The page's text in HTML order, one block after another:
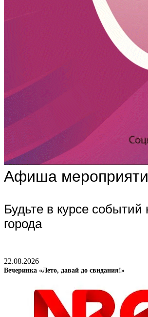
Афиша
Будьте в курсе событий
города
22.08.2026
Вечеринка «Лето, давай до свидания!»